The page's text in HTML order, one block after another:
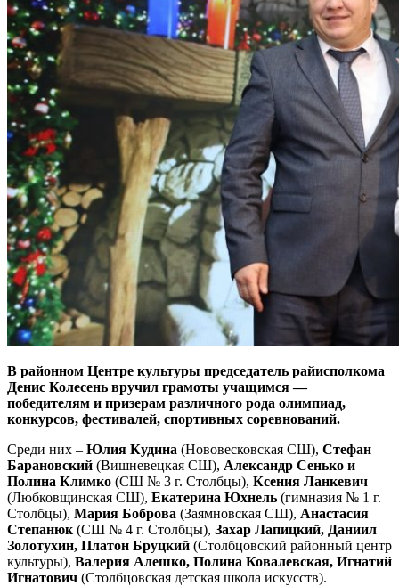
В районном Центре культуры председатель райисполкома
Денис Колесень вручил грамоты учащимся —
победителям и призерам различного рода олимпиад,
конкурсов, фестивалей, спортивных соревнований.
Среди них – Юлия Кудина (Нововесковская СШ), Стефан
Барановский (Вишневецкая СШ), Александр Сенько и
Полина Климко (СШ № 3 г. Столбцы), Ксения Ланкевич
(Любковщинская СШ), Екатерина Юхнель (гимназия № 1 г.
Столбцы), Мария Боброва (Заямновская СШ), Анастасия
Степанюк (СШ № 4 г. Столбцы), Захар Лапицкий, Даниил
Золотухин, Платон Бруцкий (Столбцовский районный центр
культуры), Валерия Алешко, Полина Ковалевская, Игнатий
Игнатович (Столбцовская детская школа искусств).